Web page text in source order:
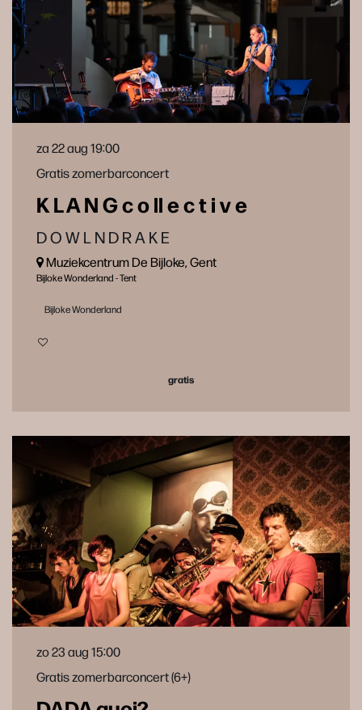
K L A N G c o ll e c t i v e
D O W L N D R A K E
Gratis zomerbarconcert
za 22 aug19:00
Muziekcentrum De Bijloke, Gent
Bijloke Wonderland - Tent
Bijloke Wonderland
gratis
Gratis zomerbarconcert (6+)
zo 23 aug15:00